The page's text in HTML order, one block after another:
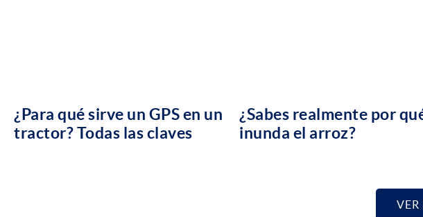
¿Para qué sirve un GPS en un
tractor? Todas las claves
¿Sabes realmente por
inunda el arroz?
VER